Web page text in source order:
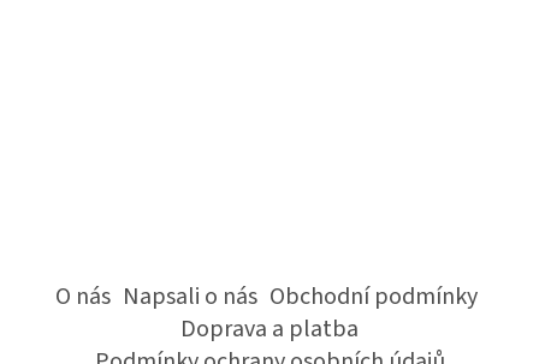
O nás Napsali o nás Obchodní podmínky
Doprava a platba